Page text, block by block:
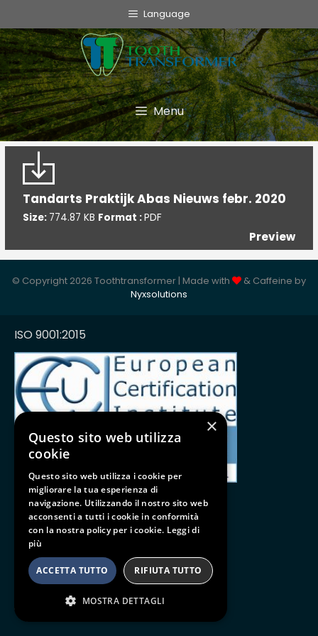
Language
Menu
Tandarts Praktijk Abas Nieuws febr. 2020
Size: 774.87 KB Format :PDF
Preview
Tooth Transformer system ®
The Device
Grinder
Monouso
TT Fairy
Informative
Privacy Policy
ISO 9001:2015
Follow us
BE SOCIAL
© Copyright 2026 Toothtransformer | Made with
& Caffeine by
Nyxsolutions
×
Questo sito web utilizza
cookie
Questo sito web utilizza i cookie per
migliorare la tua esperienza di
navigazione. Utilizzando il nostro sito web
acconsenti a tutti i cookie in conformità
con la nostra policy per i cookie. Leggi di
più
ACCETTA TUTTO RIFIUTA TUTTO
MOSTRA DETTAGLI